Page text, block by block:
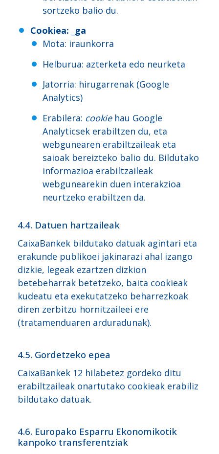
sortzeko balio du.
Cookiea: _ga
Mota: iraunkorra
Helburua: azterketa edo neurketa
Jatorria: hirugarrenak (Google
Analytics)
Erabilera: cookiehau Google
Analyticsek erabiltzen du, eta
webgunearen erabiltzaileak eta
saioak bereizteko balio du. Bildutako
informazioa erabiltzaileak
webgunearekin duen interakzioa
neurtzeko erabiltzen da.
4.4. Datuen hartzaileak
CaixaBankek bildutako datuak agintari eta
erakunde publikoei jakinarazi ahal izango
dizkie, legeak ezartzen dizkion
betebeharrak betetzeko, baita cookieak
kudeatu eta exekutatzeko beharrezkoak
diren zerbitzu hornitzaileei ere
(tratamenduaren arduradunak).
4.5. Gordetzeko epea
CaixaBankek 12 hilabetez gordeko ditu
erabiltzaileak onartutako cookieak erabiliz
bildutako datuak.
4.6. Europako Esparru Ekonomikotik
kanpoko transferentziak